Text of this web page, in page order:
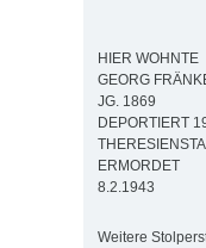
HIER WOHNTE
GEORG
JG. 1869
DEPORTIERT
ERMORDET
8.2.1943
Weitere